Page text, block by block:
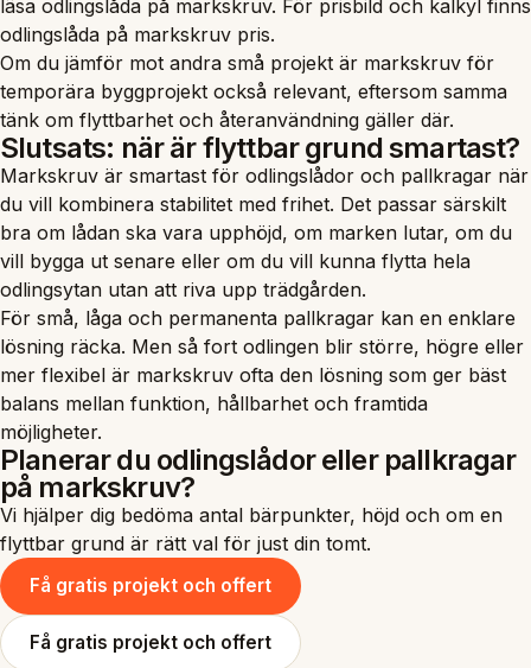
läsa odlingslåda på markskruv. För prisbild och kalkyl finns
odlingslåda på markskruv pris.
Om du jämför mot andra små projekt är markskruv för
temporära byggprojekt också relevant, eftersom samma
tänk om flyttbarhet och återanvändning gäller där.
Slutsats: när är flyttbar grund smartast?
Markskruv är smartast för odlingslådor och pallkragar när
du vill kombinera stabilitet med frihet. Det passar särskilt
bra om lådan ska vara upphöjd, om marken lutar, om du
vill bygga ut senare eller om du vill kunna flytta hela
odlingsytan utan att riva upp trädgården.
För små, låga och permanenta pallkragar kan en enklare
lösning räcka. Men så fort odlingen blir större, högre eller
mer flexibel är markskruv ofta den lösning som ger bäst
balans mellan funktion, hållbarhet och framtida
möjligheter.
Planerar du odlingslådor eller pallkragar
på markskruv?
Vi hjälper dig bedöma antal bärpunkter, höjd och om en
flyttbar grund är rätt val för just din tomt.
Få gratis projekt och offert
Få gratis projekt och offert